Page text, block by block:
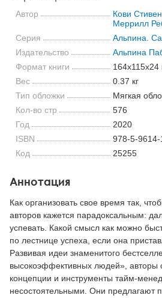
Автор Кови Стивен
Меррилл
Серия
Альпина.
Издательство
Альпина
Формат книги
Вес
0.37 кг
Тип обложки
Мягкая
Кол-во стр
576
Год
2020
ISBN
978-5-9614-
Код
25255
Аннотация
Как организовать свое время так,
авторов кажется парадоксальным:
успевать. Какой смысл как можно
по лестнице успеха, если она
Развивая идеи знаменитого
высокоэффективных людей», авторы
концепции и инструменты тайм-
несостоятельными. Они предлагают